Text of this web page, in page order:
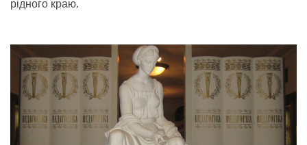
рідного краю.